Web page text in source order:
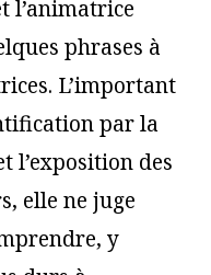
l’animatrice
phrases à
L’important
par la
l’exposition des
elle ne juge
y